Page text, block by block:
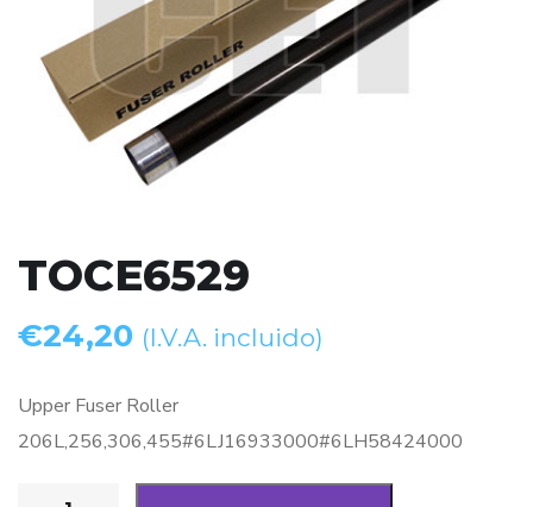
TOCE6529
€24,20 (I.V.A. incluido)
Upper Fuser Roller
206L,256,306,455#6LJ16933000#6LH58424000